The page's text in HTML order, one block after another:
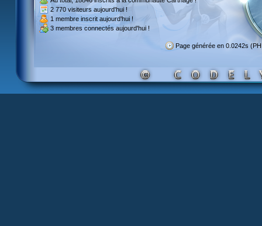
2 770 visiteurs aujourd'hui !
1 membre inscrit aujourd'hui !
3 membres connectés aujourd'hui !
Page générée en 0.0242s